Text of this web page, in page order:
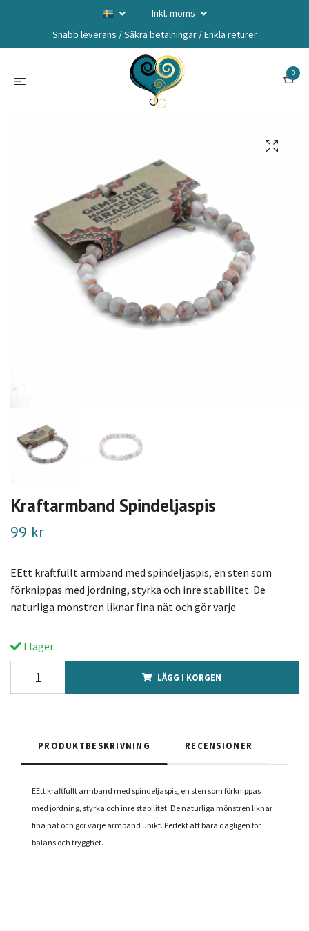
Inkl. moms
Snabb leverans / Säkra betalningar / Enkla returer
0
Kraftarmband Spindeljaspis
99 kr
EEtt kraftfullt armband med spindeljaspis, en sten som
förknippas med jordning, styrka och inre stabilitet. De
naturliga mönstren liknar fina nät och gör varje
I lager.
LÄGG I KORGEN
PRODUKTBESKRIVNING RECENSIONER
EEtt kraftfullt armband med spindeljaspis, en sten som förknippas
med jordning, styrka och inre stabilitet. De naturliga mönstren liknar
fina nät och gör varje armband unikt. Perfekt att bära dagligen för
balans och trygghet.